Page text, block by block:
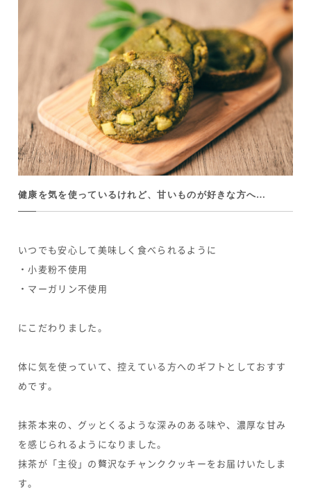
健康を気を使っているけれど、甘いものが好きな方へ…
いつでも安心して美味しく食べられるように
・小麦粉不使用
・マーガリン不使用
にこだわりました。
体に気を使っていて、控えている方へのギフトとしておすす
めです。
抹茶本来の、グッとくるような深みのある味や、濃厚な甘み
を感じられるようになりました。
抹茶が「主役」の贅沢なチャンククッキーをお届けいたしま
す。